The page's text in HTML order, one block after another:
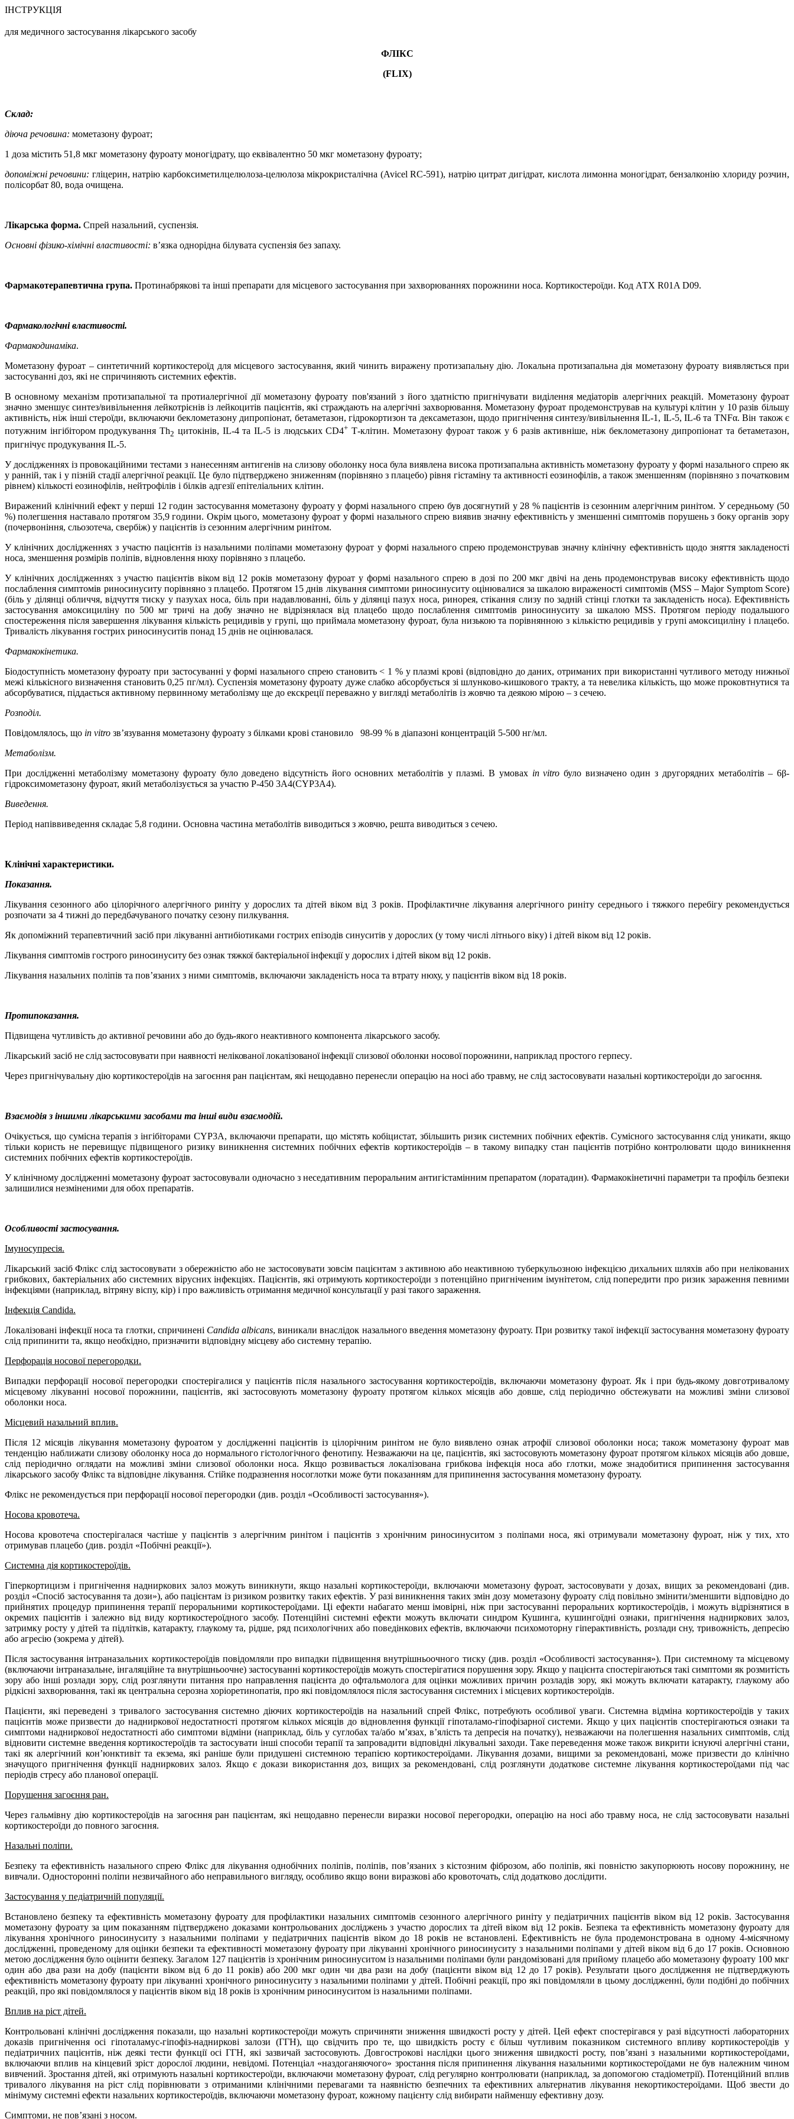
ІНСТРУКЦІЯ
для медичного застосування лікарського засобу
ФЛІКС
(FLIX)
Склад:
діюча речовина: мометазону фуроат;
1 доза містить 51,8 мкг мометазону фуроату моногідрату, що еквівалентно 50 мкг мометазону фуроату;
допоміжні речовини: гліцерин,натрію карбоксиметилцелюлоза-целюлоза мікрокристалічна (Avicel RC-591), натрію цитрат дигідрат, кислота лимонна моногідрат, бензалконію хлориду розчин,
полісорбат 80, вода очищена.
Лікарська форма. Спрей назальний, суспензія.
Основні фізико-хімічні властивості: в’язка однорідна білувата суспензія без запаху.
Фармакотерапевтична група. Протинабрякові та інші препарати для місцевого застосування при захворюваннях порожнини носа. Кортикостероїди. Код АТХ R01A D09.
Фармакологічні властивості.
Фармакодинаміка.
Мометазону фуроат – синтетичний кортикостероїд для місцевого застосування, який чинить виражену протизапальну дію. Локальна протизапальна дія мометазону фуроату виявляється при
застосуванні доз, які не спричиняють системних ефектів.
В основному механізм протизапальної та протиалергічної дії мометазону фуроату пов'язаний з його здатністю пригнічувати виділення медіаторів алергічних реакцій. Мометазону фуроат
значно зменшує синтез/вивільнення лейкотрієнів із лейкоцитів пацієнтів, які страждають на алергічні захворювання. Мометазону фуроат продемонстрував на культурі клітин у 10 разів більшу
активність, ніж інші стероїди, включаючи беклометазону дипропіонат, бетаметазон, гідрокортизон та дексаметазон, щодо пригнічення синтезу/вивільнення IL-1, IL-5, IL-6 та TNFα. Він також є
потужним інгібітором продукування Th2 цитокінів, IL-4 та IL-5 із людських CD4+ Т-клітин. Мометазону фуроат також у 6 разів активніше, ніж беклометазону дипропіонат та бетаметазон,
пригнічує продукування IL-5.
У дослідженнях із провокаційними тестами з нанесенням антигенів на слизову оболонку носа була виявлена висока протизапальна активність мометазону фуроату у формі назального спрею як
у ранній, так і у пізній стадії алергічної реакції. Це було підтверджено зниженням (порівняно з плацебо) рівня гістаміну та активності еозинофілів, а також зменшенням (порівняно з початковим
рівнем) кількості еозинофілів, нейтрофілів і білків адгезії епітеліальних клітин.
Виражений клінічний ефект у перші 12 годин застосування мометазону фуроату у формі назального спрею був досягнутий у 28 % пацієнтів із сезонним алергічним ринітом. У середньому (50
%) полегшення наставало протягом 35,9 години. Окрім цього, мометазону фуроат у формі назального спрею виявив значну ефективність у зменшенні симптомів порушень з боку органів зору
(почервоніння, сльозотеча, свербіж) у пацієнтів із сезонним алергічним ринітом.
У клінічних дослідженнях з участю пацієнтів із назальними поліпамимометазону фуроат у формі назального спреюпродемонстрував значну клінічну ефективність щодо зняття закладеності
носа, зменшення розмірів поліпів, відновлення нюху порівняно з плацебо.
У клінічних дослідженнях з участю пацієнтів віком від 12 роківмометазону фуроат у формі назального спрею в дозі по 200 мкг двічі на деньпродемонструваввисоку ефективність щодо
послаблення симптомів риносинуситу порівняно з плацебо. Протягом 15 днів лікування симптоми риносинуситу оцінювалися за шкалою вираженості симптомів (MSS – Major Symptom Score)
(біль у ділянці обличчя, відчуття тиску у пазухах носа, біль при надавлюванні, біль у ділянці пазух носа, ринорея, стікання слизу по задній стінці глотки та закладеність носа). Ефективність
застосування амоксициліну по 500 мг тричі на добу значно не відрізнялася від плацебо щодо послаблення симптомів риносинуситу за шкалою MSS. Протягом періоду подальшого
спостереження після завершення лікування кількість рецидивів у групі, що приймала мометазону фуроат, була низькою та порівнянною з кількістю рецидивів у групі амоксициліну і плацебо.
Тривалість лікування гострих риносинуситів понад 15 днів не оцінювалася.
Фармакокінетика.
Біодоступність мометазону фуроату при застосуванні у формі назального спрею становить < 1 % у плазмі крові (відповідно до даних, отриманих при використанні чутливого методу нижньої
межі кількісного визначення становить 0,25 пг/мл).Суспензія мометазону фуроату дуже слабко абсорбується зі шлунково-кишкового тракту, а та невелика кількість, що може проковтнутися та
абсорбуватися, піддається активному первинному метаболізму ще до екскреції переважно у вигляді метаболітів із жовчю та деякою мірою – з сечею.
Розподіл.
Повідомлялось, що in vitro зв’язування мометазону фуроату з білками крові становило
98-99 % в діапазоні концентрацій 5-500 нг/мл.
Метаболізм.
При дослідженні метаболізму мометазону фуроату було доведено відсутність його основних метаболітів у плазмі. В умовах in vitro було визначено один з другорядних метаболітів – 6β-
гідроксимометазону фуроат, який метаболізується за участю P-450 3A4(CYP3A4).
Виведення.
Період напіввиведення складає 5,8 години. Основна частина метаболітів виводиться з жовчю, решта виводиться з сечею.
Клінічні характеристики.
Показання.
Лікування сезонного або цілорічного алергічного риніту у дорослих та дітей віком від 3років. Профілактичне лікування алергічного риніту середнього і тяжкого перебігу рекомендується
розпочати за 4 тижні до передбачуваного початку сезону пилкування.
Як допоміжний терапевтичний засіб при лікуванні антибіотиками гострих епізодів синуситів у дорослих (у тому числі літнього віку) і дітей віком від 12 років.
Лікування симптомів гострого риносинуситу без ознак тяжкої бактеріальної інфекції у дорослих і дітей віком від 12 років.
Лікування назальних поліпів та пов’язаних з ними симптомів, включаючи закладеність носа та втрату нюху, у пацієнтів віком від 18 років.
Протипоказання.
Підвищена чутливість до активної речовини або до будь-якого неактивного компонента лікарського засобу.
Лікарський засіб не слід застосовувати при наявності нелікованої локалізованої інфекції слизової оболонки носової порожнини,наприклад простого герпесу.
Через пригнічувальну дію кортикостероїдів на загоєння ран пацієнтам, які нещодавно перенесли операцію на носі або травму, не слід застосовувати назальні кортикостероїди до загоєння.
Взаємодія з іншими лікарськими засобами та інші види взаємодій.
Очікується, що сумісна терапія з інгібіторами CYP3A, включаючи препарати, що містять кобіцистат, збільшить ризик системних побічних ефектів. Сумісного застосування слід уникати, якщо
тільки користь не перевищує підвищеного ризику виникнення системних побічних ефектів кортикостероїдів – в такому випадку стан пацієнтів потрібно контролювати щодо виникнення
системних побічних ефектів кортикостероїдів.
У клінічному дослідженні мометазону фуроатзастосовували одночасно з неседативним пероральним антигістамінним препаратом (лоратадин). Фармакокінетичні параметри та профіль безпеки
залишилися незміненими для обох препаратів.
Особливості застосування.
Імуносупресія.
Лікарський засіб Флікс слід застосовувати з обережністю або не застосовувати зовсім пацієнтам з активною або неактивною туберкульозною інфекцією дихальних шляхів або при нелікованих
грибкових, бактеріальних або системних вірусних інфекціях. Пацієнтів, які отримують кортикостероїди з потенційно пригніченим імунітетом, слід попередити про ризик зараження певними
інфекціями (наприклад, вітряну віспу, кір) і про важливість отримання медичної консультації у разі такого зараження.
Інфекція Candida.
Локалізовані інфекції носа та глотки, спричинені Candida albicans, виникали внаслідок назального введення мометазону фуроату. При розвитку такої інфекції застосування мометазону фуроату
слід припинити та, якщо необхідно, призначити відповідну місцеву або системну терапію.
Перфорація носової перегородки.
Випадки перфорації носової перегородки спостерігалися у пацієнтів після назального застосування кортикостероїдів, включаючи мометазону фуроат. Як і при будь-якому довготривалому
місцевому лікуванні носової порожнини, пацієнтів, які застосовують мометазону фуроату протягом кількох місяців або довше, слід періодично обстежувати на можливі зміни слизової
оболонки носа.
Місцевий назальний вплив.
Після 12 місяців лікування мометазону фуроатому дослідженні пацієнтів із цілорічним ринітом не було виявлено ознак атрофії слизової оболонки носа; також мометазону фуроат мав
тенденцію наближати слизову оболонку носа до нормального гістологічного фенотипу. Незважаючи на це, пацієнтів, які застосовують мометазону фуроат протягом кількох місяців або довше,
слід періодично оглядати на можливі зміни слизової оболонки носа. Якщо розвивається локалізована грибкова інфекція носа або глотки, може знадобитися припинення застосування
лікарського засобу Флікс та відповідне лікування. Стійке подразнення носоглотки може бути показанням для припинення застосування мометазону фуроату.
Флікс не рекомендується при перфорації носової перегородки (див. розділ «Особливості застосування»).
Носова кровотеча.
Носова кровотеча спостерігалася частіше у пацієнтів з алергічним ринітом і пацієнтів з хронічним риносинуситом з поліпами носа, які отримували мометазону фуроат, ніж у тих, хто
отримував плацебо (див. розділ «Побічні реакції»).
Системна дія кортикостероїдів.
Гіперкортицизм і пригнічення надниркових залоз можуть виникнути, якщо назальні кортикостероїди, включаючи мометазону фуроат, застосовувати у дозах, вищих за рекомендовані (див.
розділ «Спосіб застосування та дози»), або пацієнтам із ризиком розвитку таких ефектів. У разі виникнення таких змін дозу мометазону фуроату слід повільно змінити/зменшити відповідно до
прийнятих процедур припинення терапії пероральними кортикостероїдами. Ці ефекти набагато менш імовірні, ніж при застосуванні пероральних кортикостероїдів, і можуть відрізнятися в
окремих пацієнтів і залежно від виду кортикостероїдного засобу. Потенційні системні ефекти можуть включати синдром Кушинга, кушингоїдні ознаки, пригнічення надниркових залоз,
затримку росту у дітей та підлітків, катаракту, глаукому та, рідше, ряд психологічних або поведінкових ефектів, включаючи психомоторну гіперактивність, розлади сну, тривожність, депресію
або агресію (зокрема у дітей).
Після застосування інтраназальних кортикостероїдів повідомляли про випадки підвищення внутрішньоочного тиску (див. розділ «Особливості застосування»). При системному та місцевому
(включаючи інтраназальне, інгаляційне та внутрішньоочне) застосуванні кортикостероїдів можуть спостерігатися порушення зору. Якщо у пацієнта спостерігаються такі симптоми як розмитість
зору або інші розлади зору, слід розглянути питання про направлення пацієнта до офтальмолога для оцінки можливих причин розладів зору, які можуть включати катаракту, глаукому або
рідкісні захворювання, такі як центральна серозна хоріоретинопатія, про які повідомлялося після застосування системних і місцевих кортикостероїдів.
Пацієнти, які переведені з тривалого застосування системно діючих кортикостероїдів на назальний спрей Флікс, потребують особливої уваги. Системна відміна кортикостероїдів у таких
пацієнтів може призвести до надниркової недостатності протягом кількох місяців до відновлення функції гіпоталамо-гіпофізарної системи. Якщо у цих пацієнтів спостерігаються ознаки та
симптоми надниркової недостатності або симптоми відміни (наприклад, біль у суглобах та/або м’язах, в’ялість та депресія на початку), незважаючи на полегшення назальних симптомів, слід
відновити системне введення кортикостероїдів та застосувати інші способи терапії та запровадити відповідні лікувальні заходи. Таке переведення може також викрити існуючі алергічні стани,
такі як алергічний кон’юнктивіт та екзема, які раніше були придушені системною терапією кортикостероїдами. Лікування дозами, вищими за рекомендовані, може призвести до клінічно
значущого пригнічення функції надниркових залоз. Якщо є докази використання доз, вищих за рекомендовані, слід розглянути додаткове системне лікування кортикостероїдами під час
періодів стресу або планової операції.
Порушення загоєння ран.
Через гальмівну дію кортикостероїдів на загоєння ран пацієнтам, які нещодавно перенесли виразки носової перегородки, операцію на носі або травму носа, не слід застосовувати назальні
кортикостероїди до повного загоєння.
Назальні поліпи.
Безпеку та ефективність назального спрею Фліксдля лікування однобічних поліпів, поліпів, пов’язаних з кістозним фіброзом, або поліпів, які повністю закупорюють носову порожнину, не
вивчали. Односторонні поліпи незвичайного або неправильного вигляду, особливо якщо вони виразкові або кровоточать, слід додатково дослідити.
Застосування у педіатричній популяції.
Встановлено безпеку та ефективність мометазону фуроату для профілактики назальних симптомів сезонного алергічного риніту у педіатричних пацієнтів віком від 12 років. Застосування
мометазону фуроату за цим показанням підтверджено доказами контрольованих досліджень з участю дорослих та дітей віком від 12 років. Безпека та ефективність мометазону фуроату для
лікування хронічного риносинуситу з назальними поліпами у педіатричних пацієнтів віком до 18 років не встановлені. Ефективність не була продемонстрована в одному 4-місячному
дослідженні, проведеному для оцінки безпеки та ефективності мометазону фуроату при лікуванні хронічного риносинуситу з назальними поліпами у дітей віком від 6 до 17 років. Основною
метою дослідження було оцінити безпеку. Загалом 127 пацієнтів із хронічним риносинуситом із назальними поліпами були рандомізовані для прийому плацебо або мометазону фуроату 100 мкг
один або два рази на добу (пацієнти віком від 6 до 11 років) або 200 мкг один чи два рази на добу (пацієнти віком від 12 до 17 років). Результати цього дослідження не підтверджують
ефективність мометазону фуроату при лікуванні хронічного риносинуситу з назальними поліпами у дітей. Побічні реакції, про які повідомляли в цьому дослідженні, були подібні до побічних
реакцій, про які повідомлялося у пацієнтів віком від 18 років із хронічним риносинуситом із назальними поліпами.
Вплив на ріст дітей.
Контрольовані клінічні дослідження показали, що назальні кортикостероїди можуть спричиняти зниження швидкості росту у дітей. Цей ефект спостерігався у разі відсутності лабораторних
доказів пригнічення осі гіпоталамус-гіпофіз-надниркові залози (ГГН), що свідчить про те, що швидкість росту є більш чутливим показником системного впливу кортикостероїдів у
педіатричних пацієнтів, ніж деякі тести функції осі ГГН, які зазвичай застосовують. Довгострокові наслідки цього зниження швидкості росту, пов’язані з назальними кортикостероїдами,
включаючи вплив на кінцевий зріст дорослої людини, невідомі. Потенціал «наздоганяючого» зростання після припинення лікування назальними кортикостероїдами не був належним чином
вивчений. Зростання дітей, які отримують назальні кортикостероїди, включаючи мометазону фуроат, слід регулярно контролювати (наприклад, за допомогою стадіометрії). Потенційний вплив
тривалого лікування на ріст слід порівнювати з отриманими клінічними перевагами та наявністю безпечних та ефективних альтернатив лікування некортикостероїдами. Щоб звести до
мінімуму системні ефекти назальних кортикостероїдів, включаючи мометазону фуроат, кожному пацієнту слід вибирати найменшу ефективну дозу.
Симптоми, не пов’язані з носом.